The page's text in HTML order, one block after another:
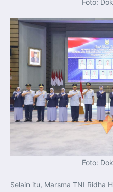
Foto:
Selain itu, Marsma TNI Ridha